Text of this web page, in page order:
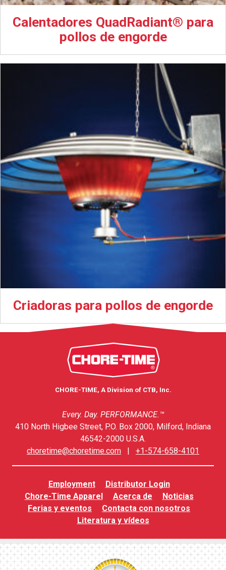
Calentadores QuadRadiant® para
pollos de engorde
Criadoras para pollos de engorde
CHORE-TIME, A Division of CTB, Inc.
Every. Day. PERFORMANCE.™
410 North Higbee Street, P.O. Box 2000, Milford, Indiana
46542-2000 U.S.A.
choretime@choretime.com
+1-574-658-4101
Employment
Distributor Login
Chore-Time Apparel
Acerca de
Noticias
Ferias y eventos
Contacta con nosotros
Literatura y vídeos